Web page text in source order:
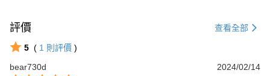
評價 查看全部
5 ( 1 則評價 )
bear730d
2024/02/14